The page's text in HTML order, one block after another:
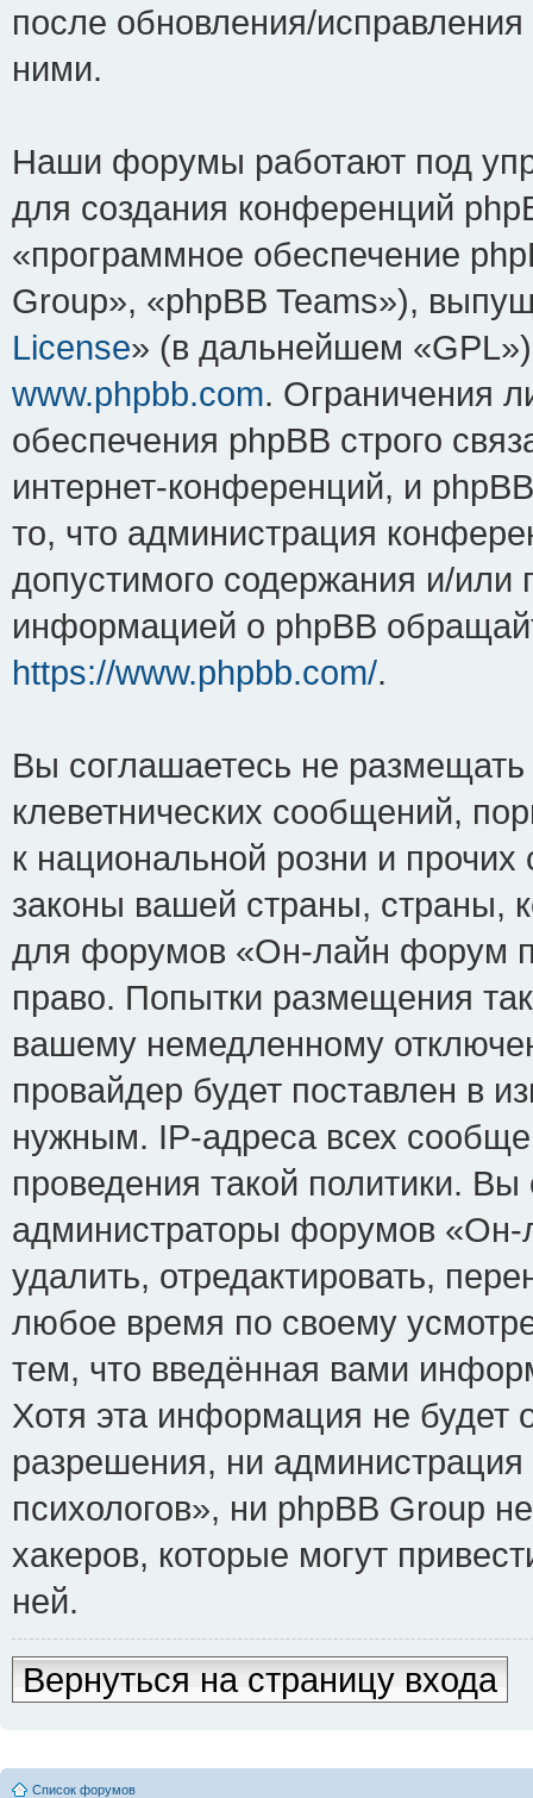
после обновления/
ними.
Наши форумы работают под
для создания конференций
«программное обеспечение
Group», «phpBB Teams»),
License» (в дальнейшем
www.phpbb.com. Ограничения
обеспечения phpBB строго
интернет-конференций, и
то, что администрация
допустимого содержания и/
информацией о phpBB
https://www.phpbb.com/.
Вы соглашаетесь не
клеветнических сообщений,
к национальной розни и
законы вашей страны, страны,
для форумов «Он-лайн форум
право. Попытки размещения
вашему немедленному
провайдер будет поставлен в
нужным. IP-адреса всех
проведения такой политики.
администраторы форумов
удалить, отредактировать,
любое время по своему
тем, что введённая вами
Хотя эта информация не будет
разрешения, ни
психологов», ни phpBB Group
хакеров, которые могут
ней.
Вернуться на страницу входа
Список форумов